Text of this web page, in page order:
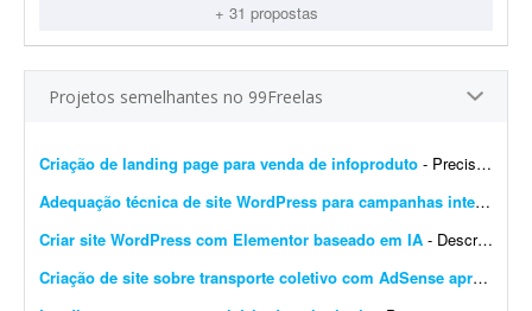
+ 31 propostas
Projetos semelhantes no 99Freelas
Criação de landing page para venda de infoproduto - Preciso de profissional que crie uma landing page que gere conversão para infoproduto. A página deve ter conteúdo e layout focados em vendas, com elementos que incentivem a con...
Adequação técnica de site WordPress para campanhas internacionais
Criar site WordPress com Elementor baseado em IA - Descrição do Projeto: Candidate-se se você tem experiência comprovada com essa demanda. Envie junto à proposta sites que fez com Elementor, incluindo wireframes/ar...
Criação de site sobre transporte coletivo com AdSense aprovado